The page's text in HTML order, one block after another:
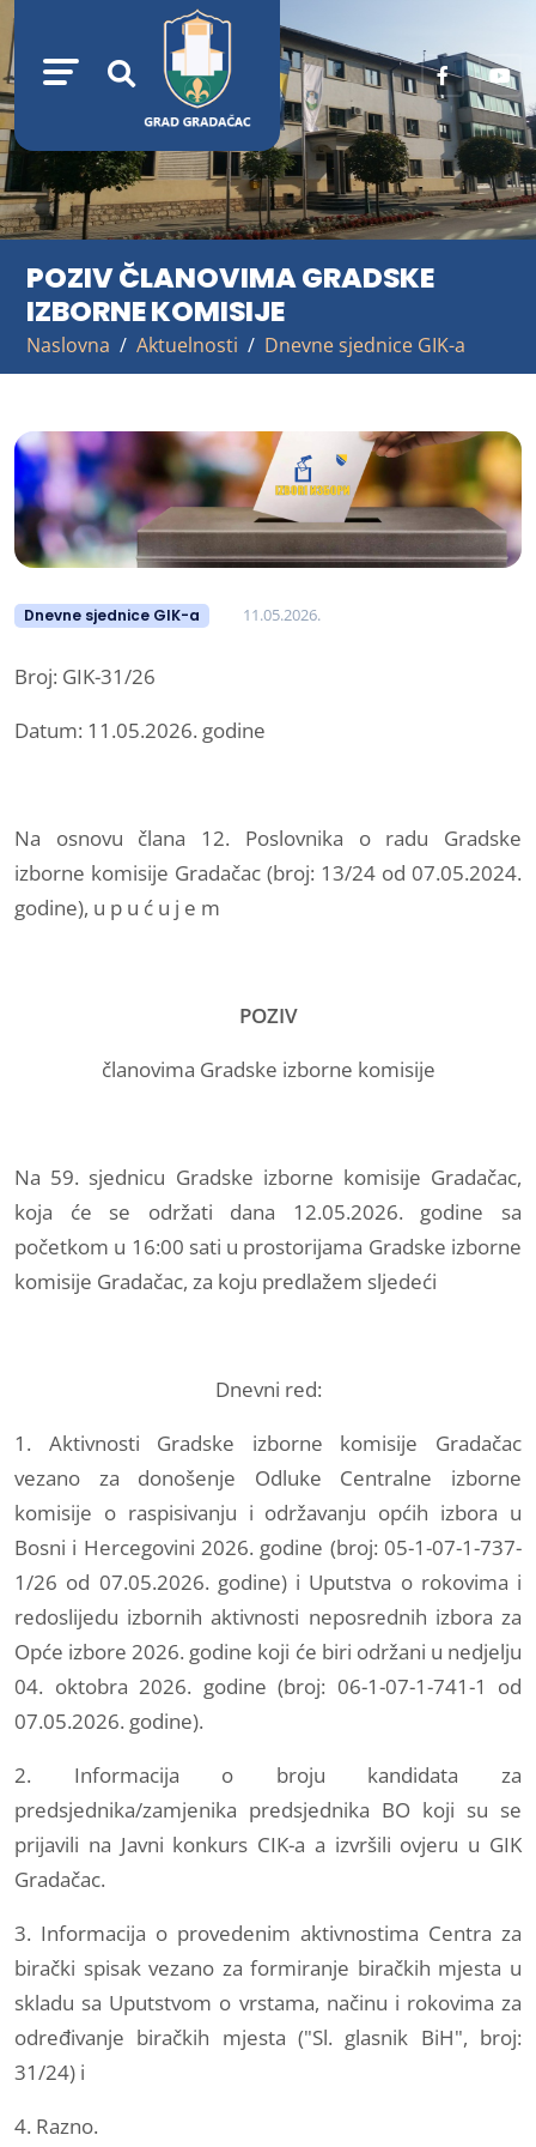
POZIV ČLANOVIMA GRADSKE
IZBORNE KOMISIJE
Naslovna Aktuelnosti Dnevne sjednice GIK-a
Dnevne sjednice GIK-a 11.05.2026.
Broj: GIK-31/26
Datum: 11.05.2026. godine
Na osnovu člana 12. Poslovnika o radu Gradske
izborne komisije Gradačac (broj: 13/24 od 07.05.2024.
godine), u p u ć u j e m
POZIV
članovima Gradske izborne komisije
Na 59. sjednicu Gradske izborne komisije Gradačac,
koja će se održati dana 12.05.2026. godine sa
početkom u 16:00 sati u prostorijama Gradske izborne
komisije Gradačac, za koju predlažem sljedeći
Dnevni red:
1. Aktivnosti Gradske izborne komisije Gradačac
vezano za donošenje Odluke Centralne izborne
komisije o raspisivanju i održavanju općih izbora u
Bosni i Hercegovini 2026. godine (broj: 05-1-07-1-737-
1/26 od 07.05.2026. godine) i Uputstva o rokovima i
redoslijedu izbornih aktivnosti neposrednih izbora za
Opće izbore 2026. godine koji će biri održani u nedjelju
04. oktobra 2026. godine (broj: 06-1-07-1-741-1 od
07.05.2026. godine).
2. Informacija o broju kandidata za
predsjednika/zamjenika predsjednika BO koji su se
prijavili na Javni konkurs CIK-a a izvršili ovjeru u GIK
Gradačac.
3. Informacija o provedenim aktivnostima Centra za
birački spisak vezano za formiranje biračkih mjesta u
skladu sa Uputstvom o vrstama, načinu i rokovima za
određivanje biračkih mjesta ("Sl. glasnik BiH", broj:
31/24) i
4. Razno.